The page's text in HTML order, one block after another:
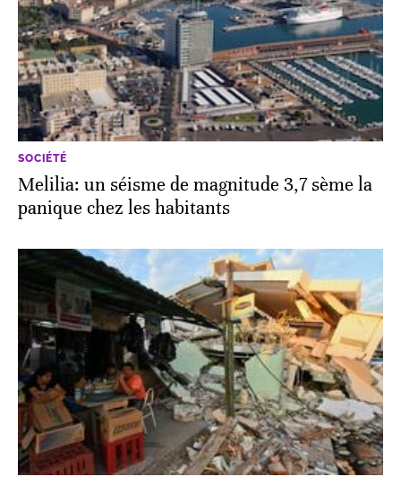
SOCIÉTÉ
Melilia: un séisme de magnitude 3,7 sème la
panique chez les habitants